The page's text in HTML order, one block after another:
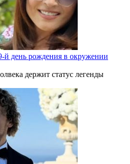
й день рождения в окружении
держит статус легенды